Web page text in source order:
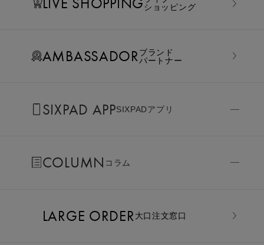
ショッピング
AMBASSADORブランド
パートナー
SIXPAD APPSIXPADアプリ
COLUMN コラム
LARGE ORDER⼤⼝注⽂窓⼝